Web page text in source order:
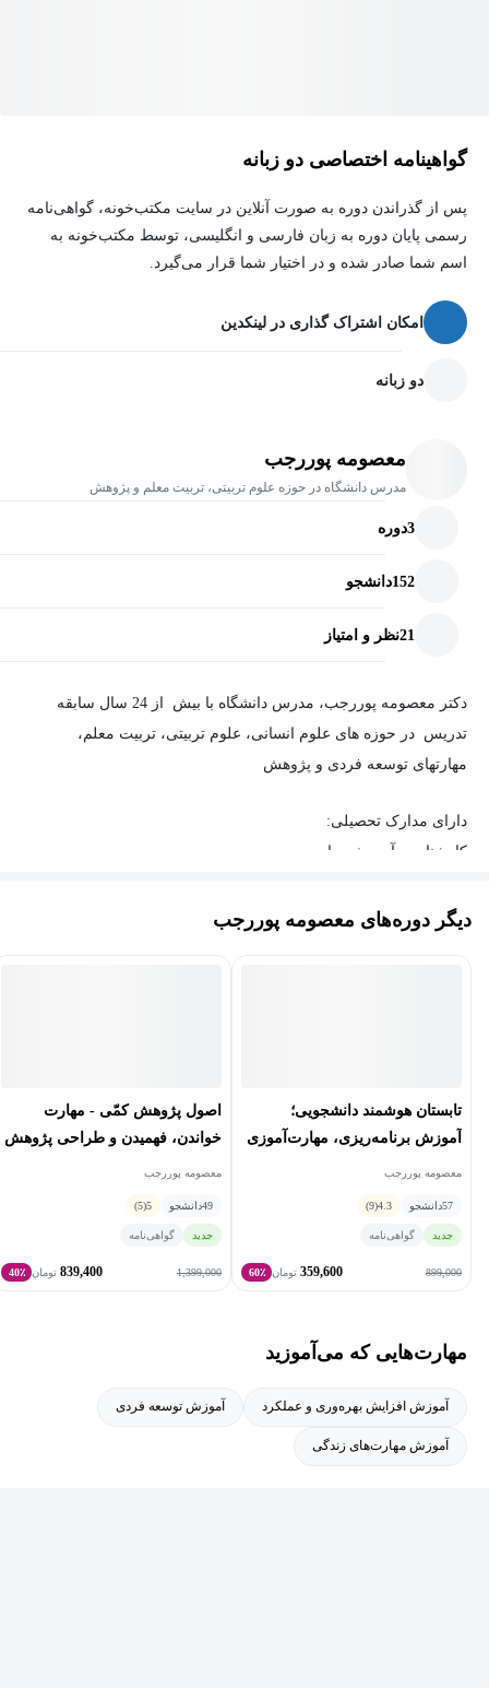
گواهینامه اختصاصی دو زبانه
پس از گذراندن دوره به صورت آنلاین در سایت مکتب‌خونه، گواهی‌نامه
رسمی پایان دوره به زبان فارسی و انگلیسی، توسط مکتب‌خونه به
اسم شما صادر شده و در اختیار شما قرار می‌گیرد.
امکان اشتراک گذاری در لینکدین
دو زبانه
معصومه پوررجب
مدرس دانشگاه در حوزه علوم تربیتی، تربیت معلم و پژوهش
3دوره
152دانشجو
21نظر و امتیاز
دکتر معصومه پوررجب، مدرس دانشگاه با بیش از 24 سال سابقه
تدریس در حوزه های علوم انسانی، علوم تربیتی، تربیت معلم،
مهارتهای توسعه فردی و پژوهش
دارای مدارک تحصیلی:
کارشناسی آموزش ریاضی
دکترا از دانشگاه UPM در رشته مدیریت آموزش
دیگر دوره‌های معصومه پوررجب
تابستان هوشمند دانشجویی؛
آموزش برنامه‌ریزی، مهارت‌آموزی
معصومه پوررجب
57دانشجو 4.3
(9)
جدید گواهی‌نامه
899,000
359,600 تومان 60٪
اصول پژوهش کمّی - مهارت
خواندن، فهمیدن و طراحی پژوهش
معصومه پوررجب
49دانشجو 5
(5)
جدید گواهی‌نامه
1,399,000
839,400 تومان 40٪
مهارت‌هایی که می‌آموزید
آموزش افزایش بهره‌وری و عملکرد آموزش توسعه فردی
آموزش مهارت‌های زندگی